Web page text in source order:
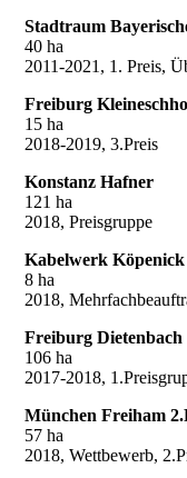
Stadtraum
40 ha
2011-2021, 1. Preis,
Freiburg
15 ha
2018-2019, 3.Preis
Konstanz Hafner
121 ha
2018, Preisgruppe
Kabelwerk Köpenick
8 ha
2018,
Freiburg Dietenbach
106 ha
2017-2018,
München Freiham
57 ha
2018, Wettbewerb,